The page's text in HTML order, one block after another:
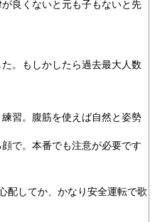
良くないと元も子もないと先
。もしかしたら過去最大人数
習。腹筋を使えば自然と姿勢
で。本番でも注意が必要です
配してか、かなり安全運転で歌